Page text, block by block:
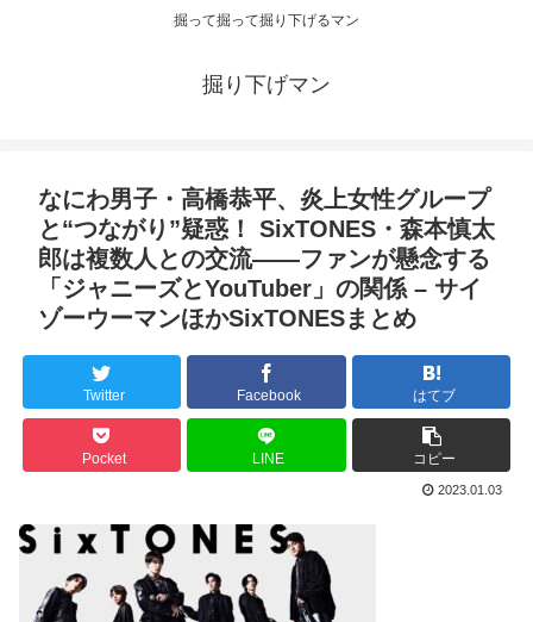
掘って掘って掘り下げるマン
掘り下げマン
なにわ男子・高橋恭平、炎上女性グループ
と“つながり”疑惑！ SixTONES・森本慎太
郎は複数人との交流――ファンが懸念する
「ジャニーズとYouTuber」の関係 – サイ
ゾーウーマンほかSixTONESまとめ
Twitter Facebook はてブ
Pocket LINE コピー
2023.01.03